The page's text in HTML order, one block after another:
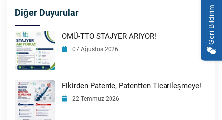
Geri Bildirim
Diğer Duyurular
OMÜ-TTO STAJYER ARIYOR!
07 Ağustos 2026
Fikirden Patente, Patentten Ticarileşmeye!
22 Temmuz 2026